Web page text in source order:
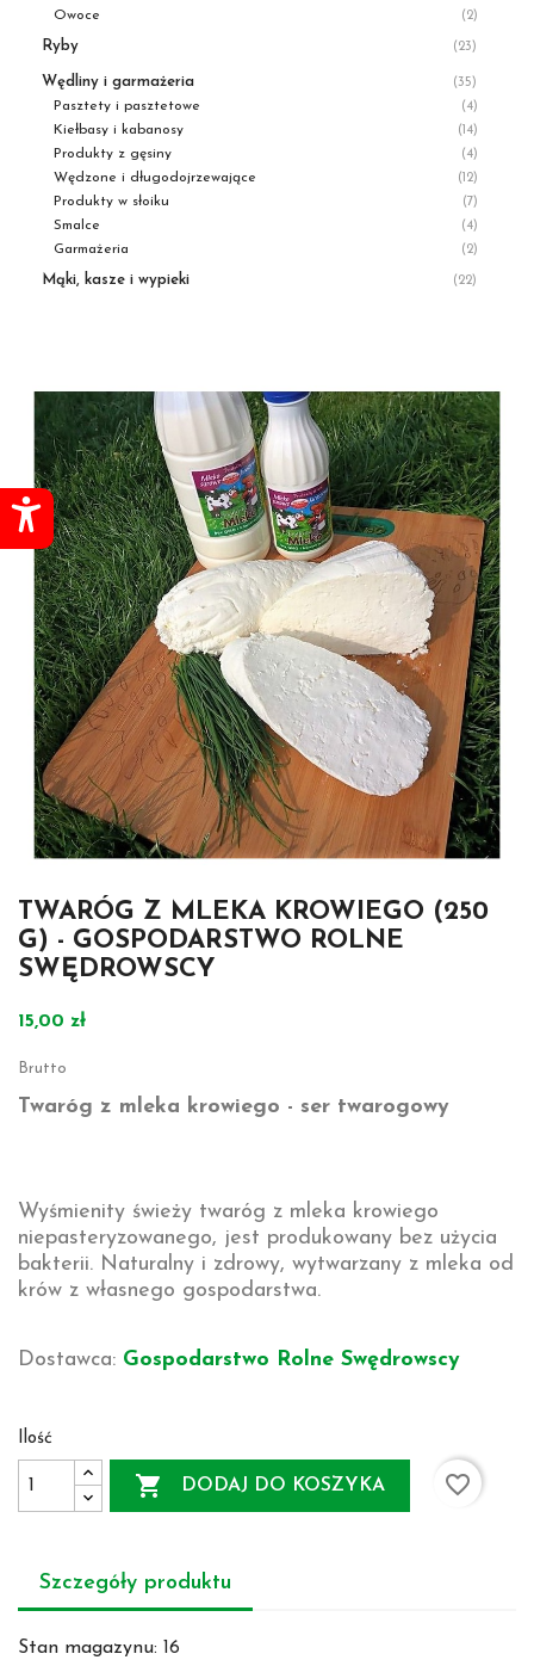
Owoce (2)
Ryby (23)
Wędliny i garmażeria (35)
Pasztety i pasztetowe (4)
Kiełbasy i kabanosy (14)
Produkty z gęsiny (4)
Wędzone i długodojrzewające (12)
Produkty w słoiku (7)
Smalce (4)
Garmażeria (2)
Mąki, kasze i wypieki (22)
TWARÓG Z MLEKA KROWIEGO (250
G) - GOSPODARSTWO ROLNE
SWĘDROWSCY
15,00 zł
Brutto
Twaróg z mleka krowiego - ser twarogowy
Wyśmienity świeży twaróg z mleka krowiego
niepasteryzowanego, jest produkowany bez użycia
bakterii. Naturalny i zdrowy, wytwarzany z mleka od
krów z własnego gospodarstwa.
Dostawca: Gospodarstwo Rolne Swędrowscy
Ilość
 DODAJ DO KOSZYKA favorite_border
Szczegóły produktu
Stan magazynu: 16